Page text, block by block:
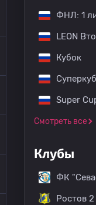
ФНЛ: 1
LEON
Кубок
Super
Смотреть все
Клубы
ФК
Ростов 2